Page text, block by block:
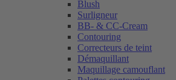
Blush
Surligneur
BB- & CC-Cream
Contouring
Correcteurs de teint
Démaquillant
Maquillage camouflant